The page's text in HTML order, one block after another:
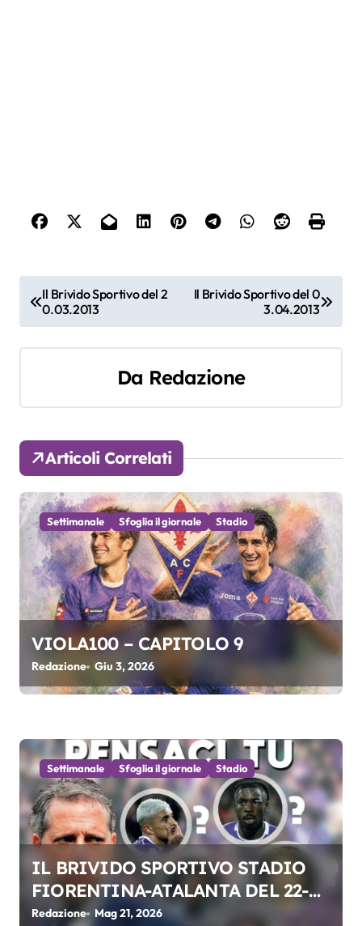
N
a
v
a
z
i
o
n
e
a
r
i
c
o
l
Il Brivido Sportivo del 2
0.03.2013
Il Brivido Sportivo del 0
3.04.2013
Da Redazione
Articoli Correlati
Settimanale Sfoglia il giornale Stadio
VIOLA100 – CAPITOLO 9
Redazione Giu 3, 2026
Settimanale Sfoglia il giornale Stadio
IL BRIVIDO SPORTIVO STADIO
FIORENTINA-ATALANTA DEL 22-
05-2026
Redazione Mag 21, 2026